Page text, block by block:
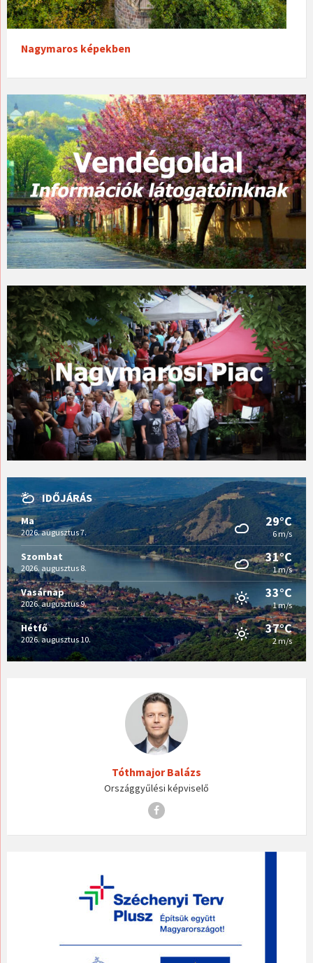
Nagymaros képekben
IDŐJÁRÁS
Ma
2026. augusztus 7.
29°C
6 m/s
Szombat
2026. augusztus 8.
31°C
1 m/s
Vasárnap
2026. augusztus 9.
33°C
1 m/s
Hétfő
2026. augusztus 10.
37°C
2 m/s
Tóthmajor Balázs
Országgyűlési képviselő
Facebook